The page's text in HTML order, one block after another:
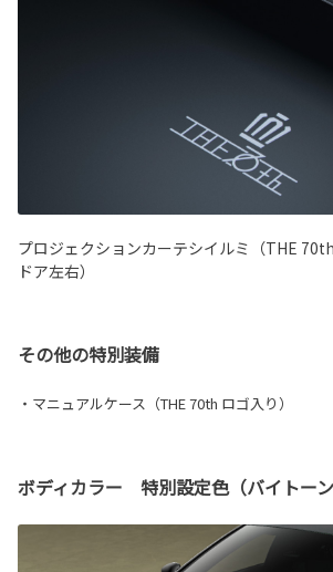
プロジェクションカーテシイルミ（THE
ドア左右）
その他の特別装備
・マニュアルケース（THE 70th ロゴ入り）
ボディカラー 特別設定色（バイトーン